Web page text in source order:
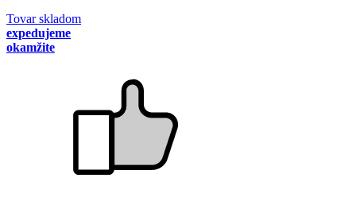
Tovar skladom
expedujeme
okamžite